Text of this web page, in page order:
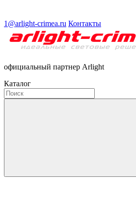
1@arlight-crimea.ru Контакты
официальный партнер Arlight
Каталог